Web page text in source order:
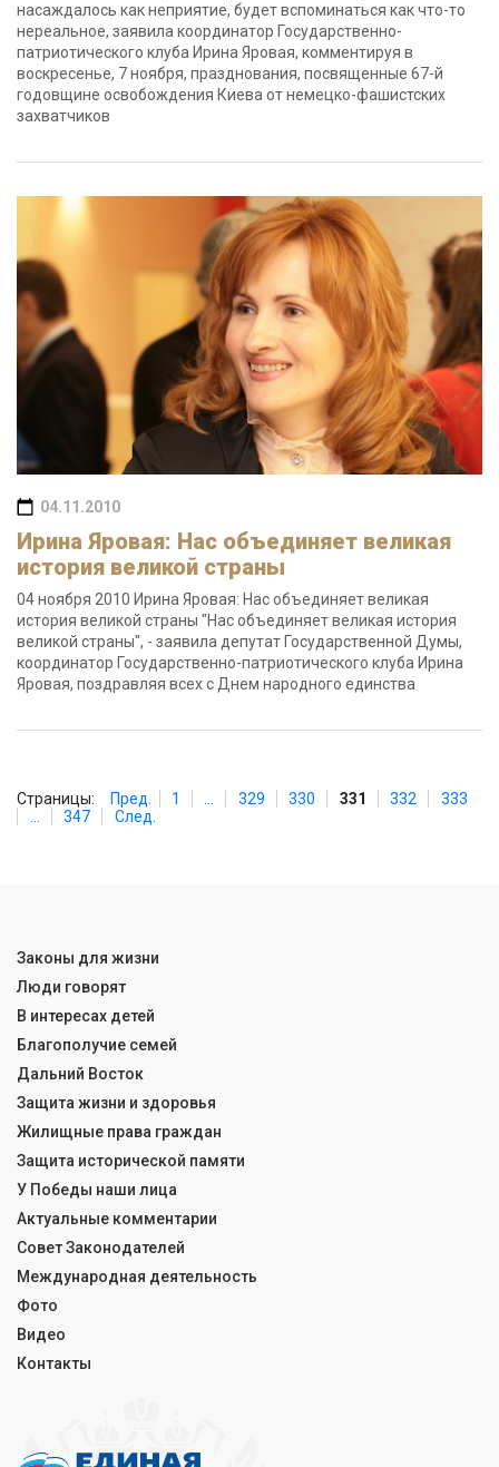
насаждалось как неприятие, будет вспоминаться как что-то
нереальное, заявила координатор Государственно-
патриотического клуба Ирина Яровая, комментируя в
воскресенье, 7 ноября, празднования, посвященные 67-й
годовщине освобождения Киева от немецко-фашистских
захватчиков
04.11.2010
Ирина Яровая: Нас объединяет великая
история великой страны
04 ноября 2010 Ирина Яровая: Нас объединяет великая
история великой страны "Нас объединяет великая история
великой страны", - заявила депутат Государственной Думы,
координатор Государственно-патриотического клуба Ирина
Яровая, поздравляя всех с Днем народного единства
Страницы: Пред. 1 329 330 331 332
333
347 След.
Законы для жизни
Люди говорят
В интересах детей
Благополучие семей
Дальний Восток
Защита жизни и здоровья
Жилищные права граждан
Защита исторической памяти
У Победы наши лица
Актуальные комментарии
Совет Законодателей
Международная деятельность
Фото
Видео
Контакты